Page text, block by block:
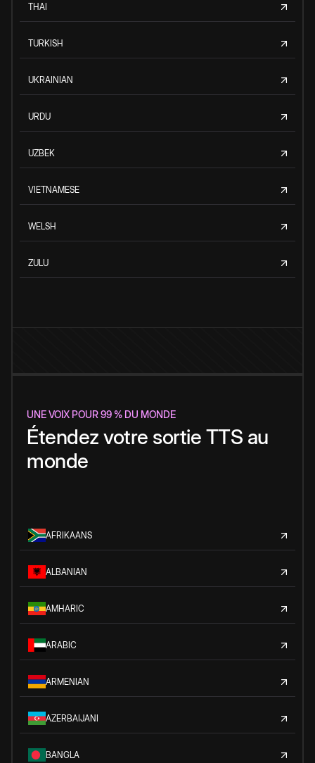
THAI
TURKISH
UKRAINIAN
URDU
UZBEK
VIETNAMESE
WELSH
ZULU
UNE VOIX POUR 99 % DU MONDE
Étendez votre sortie TTS au
monde
AFRIKAANS
ALBANIAN
AMHARIC
ARABIC
ARMENIAN
AZERBAIJANI
BANGLA